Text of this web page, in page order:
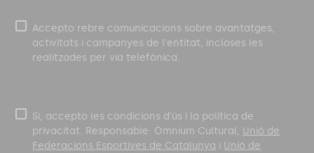
Accepto rebre comunicacions sobre avantatges,
activitats i campanyes de l'entitat, incloses les
realitzades per via telefònica.
Si, accepto les condicions d'ús i la política de
privacitat. Responsable: Òmnium Cultural, Unió de
Federacions Esportives de Catalunya i Unió de